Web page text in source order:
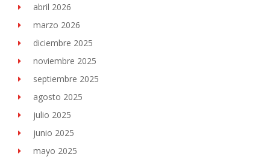
abril 2026
marzo 2026
diciembre 2025
noviembre 2025
septiembre 2025
agosto 2025
julio 2025
junio 2025
mayo 2025